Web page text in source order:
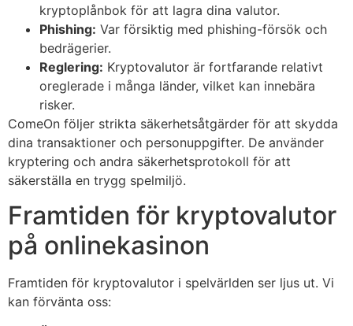
kryptoplånbok för att lagra dina valutor.
Phishing: Var försiktig med phishing-försök och
bedrägerier.
Reglering: Kryptovalutor är fortfarande relativt
oreglerade i många länder, vilket kan innebära
risker.
ComeOn följer strikta säkerhetsåtgärder för att skydda
dina transaktioner och personuppgifter. De använder
kryptering och andra säkerhetsprotokoll för att
säkerställa en trygg spelmiljö.
Framtiden för kryptovalutor
på onlinekasinon
Framtiden för kryptovalutor i spelvärlden ser ljus ut. Vi
kan förvänta oss: